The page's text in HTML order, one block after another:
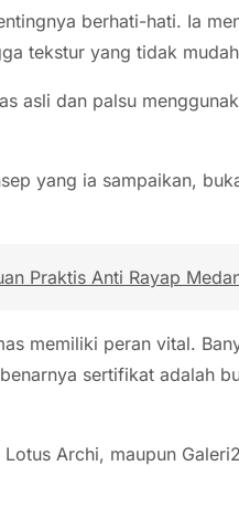
berhati-hati. Ia
tekstur yang tidak
asli dan palsu
yang ia sampaikan,
Praktis Anti Rayap
memiliki peran vital.
sertifikat adalah
Archi, maupun